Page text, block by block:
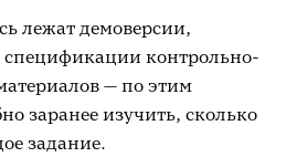
лежат демоверсии,
контрольно-
— по этим
заранее изучить, сколько
задание.